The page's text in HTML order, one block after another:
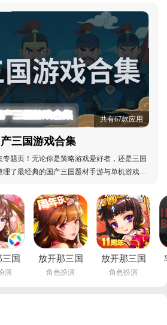
共有67款应用
产三国游戏合集
题页！无论你是策略游戏爱好者，还是三国
了最经典的国产三国题材手游与单机游戏。
以及人气极高的《少年三国志》，我们汇集
安全、快捷的安卓版免
国
下
演
放开那三国
2下载安装
角色扮演
放开那三国
安卓版下载
角色扮演